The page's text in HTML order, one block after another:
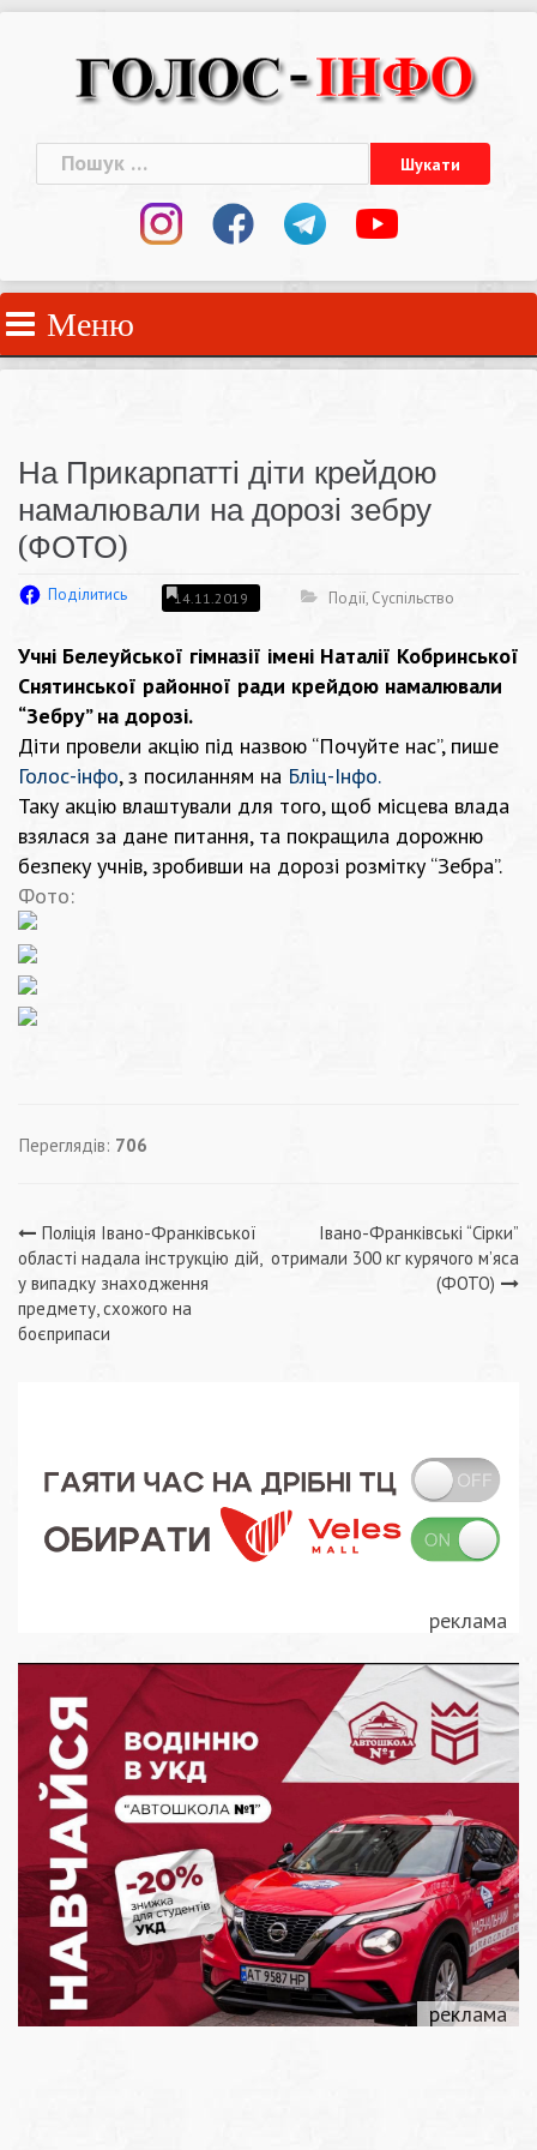
Пошук:
Меню
На Прикарпатті діти крейдою
намалювали на дорозі зебру
(ФОТО)
Поділитись 14.11.2019 Події, Суспільство
Учні Белеуйської гімназії імені Наталії Кобринської
Снятинської районної ради крейдою намалювали
“Зебру” на дорозі.
Діти провели акцію під назвою “Почуйте нас”, пише
Голос-інфо, з посиланням на Бліц-Інфо.
Таку акцію влаштували для того, щоб місцева влада
взялася за дане питання, та покращила дорожню
безпеку учнів, зробивши на дорозі розмітку “Зебра”.
Фото:
Переглядів: 706
Навігація
записів
Поліція Івано-Франківської
області надала інструкцію дій,
у випадку знаходження
предмету, схожого на
боєприпаси
Івано-Франківські “Сірки”
отримали 300 кг курячого м’яса
(ФОТО)